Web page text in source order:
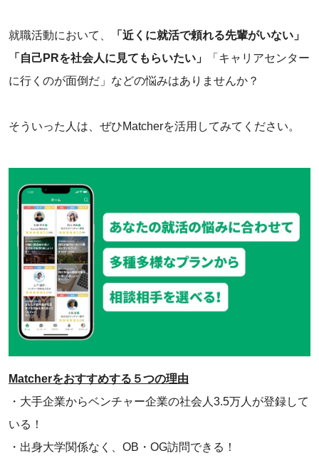
就職活動において、
「近くに就活で頼れる先輩がいない」
「自己PRを社会人に見てもらいたい」
「キャリアセンター
に行くのが面倒だ」などの悩みはありませんか？
そういった人は、ぜひMatcherを活用してみてください。
Matcherをおすすめする５つの理由
・大手企業からベンチャー企業の社会人3.5万人が登録して
いる！
・出身大学関係なく、OB・OG訪問できる！